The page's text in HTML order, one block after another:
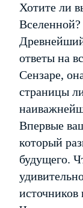
Хотите ли
Вселенной?
ответы на
Сензаре,
страницы
Впервые
который
будущего.